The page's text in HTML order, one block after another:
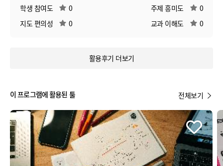
학생 참여도 0 주제 흥미도
0
지도 편의성
0 교과 이해도 0
활용후기 더보기
이 프로그램에 활용된 툴 전체보기